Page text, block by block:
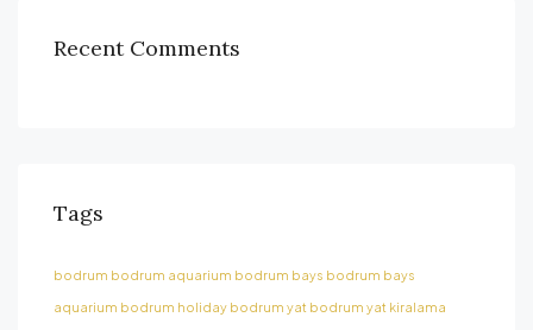
Recent Comments
Tags
bodrum bodrum aquarium bodrum bays bodrum bays
aquarium bodrum holiday bodrum yat bodrum yat kiralama